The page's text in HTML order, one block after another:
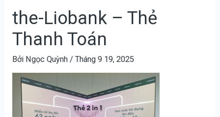
the-Liobank – Thẻ
Thanh Toán
Bởi Ngọc Quỳnh /Tháng 9 19, 2025